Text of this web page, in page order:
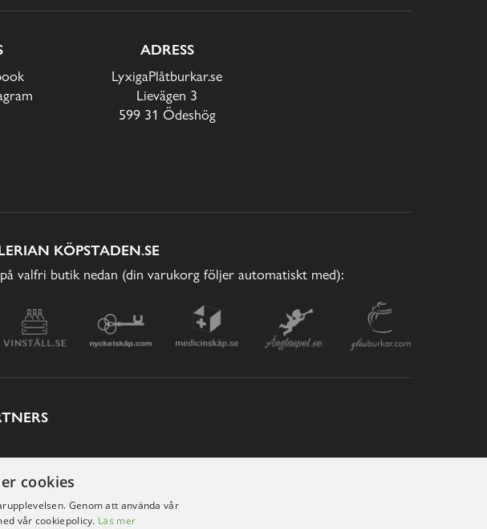
ADRESS
LyxigaPlåtburkar.se
Lievägen 3
599 31 Ödeshög
KÖPSTADEN.SE
valfri butik nedan (din varukorg följer automatiskt med):
cookies
Genom att använda vår
vår cookiepolicy. Läs mer